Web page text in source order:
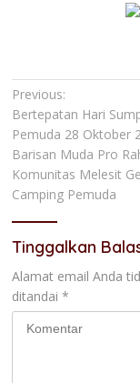
Navigasi
pos
Previous:
Bertepatan Hari
Pemuda 28 Oktober
Barisan Muda Pro
Komunitas Melesit
Camping Pemuda
Tinggalkan
Alamat email Anda
ditandai *